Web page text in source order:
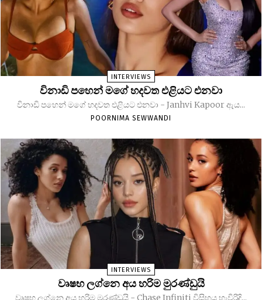
INTERVIEWS
විනාඩි පහෙන් මගේ හදවත එළියට එනවා
විනාඩි පහෙන් මගේ හදවත එළියට එනවා - Janhvi Kapoor ඇය...
POORNIMA SEWWANDI
INTERVIEWS
වෘෂභ ලග්නෙ අය හරිම මුරණ්ඩුයි
වෘෂභ ලග්නෙ අය හරිම මුරණ්ඩුයි - Chase Infiniti විසිහය හැවිරිදි...